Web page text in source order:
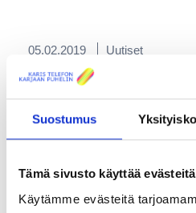
Suostumus
Tämä sivusto käyttää evästeitä
Käytämme evästeitä
05.02.2019 Uutiset
Vuokralle
katutason
Tammisaaren
Moderni 2018 valmistunut
vuokrataan Tammisaaren
Koivuniemenkatu 12.